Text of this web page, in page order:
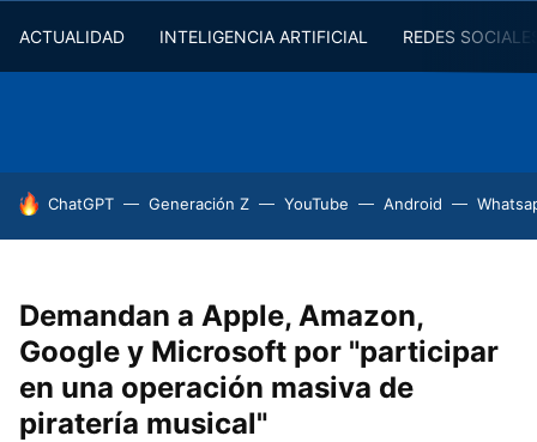
ACTUALIDAD INTELIGENCIA ARTIFICIAL REDES
HOY SE HABLA DE
ChatGPT Generación Z YouTube Android
Demandan a Apple, Amazon,
Google y Microsoft por "participar
en una operación masiva de
piratería musical"